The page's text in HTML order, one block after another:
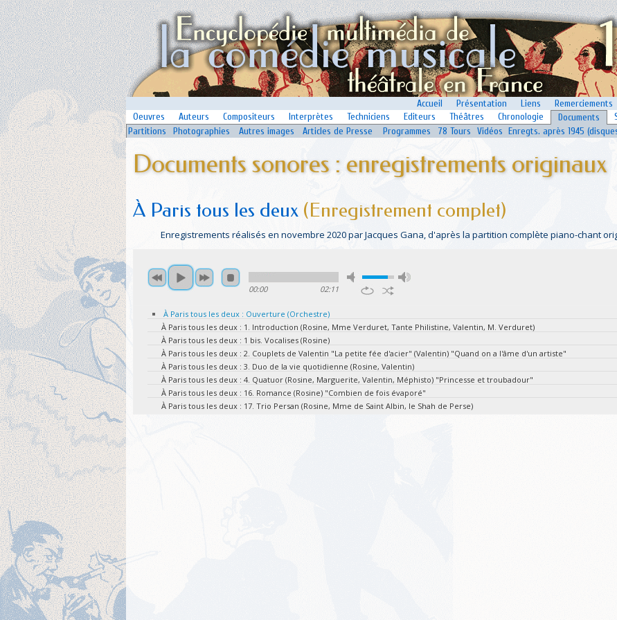
Accueil Présentation Liens Remerciements
Oeuvres
Auteurs Compositeurs Interprètes Techniciens Editeurs Théâtres Chronologie Documents
Partitions
Photographies Autres images Articles de Presse Programmes 78 Tours Vidéos Enregts. après 1945
Documents sonores : enregistrements originaux
À Paris tous les deux (Enregistrement complet)
Enregistrements réalisés en novembre 2020 par Jacques Gana, d'après la partition complète piano-chant
00:00 02:11
À Paris tous les deux : Ouverture (Orchestre)
À Paris tous les deux : 1. Introduction (Rosine, Mme Verduret, Tante Philistine, Valentin, M. Verduret)
À Paris tous les deux : 1 bis. Vocalises (Rosine)
À Paris tous les deux : 2. Couplets de Valentin "La petite fée d'acier" (Valentin) "Quand on a l'âme d'un artiste"
À Paris tous les deux : 3. Duo de la vie quotidienne (Rosine, Valentin)
À Paris tous les deux : 4. Quatuor (Rosine, Marguerite, Valentin, Méphisto) "Princesse et troubadour"
À Paris tous les deux : 16. Romance (Rosine) "Combien de fois évaporé"
À Paris tous les deux : 17. Trio Persan (Rosine, Mme de Saint Albin, le Shah de Perse)